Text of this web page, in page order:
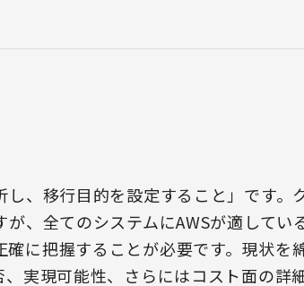
、移行目的を設定すること」です。
、全てのシステムにAWSが適してい
に把握することが必要です。現状を
実現可能性、さらにはコスト面の詳